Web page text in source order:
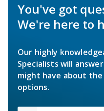
You've got
We're here to
Our highly
Specialists will
might have about
options.